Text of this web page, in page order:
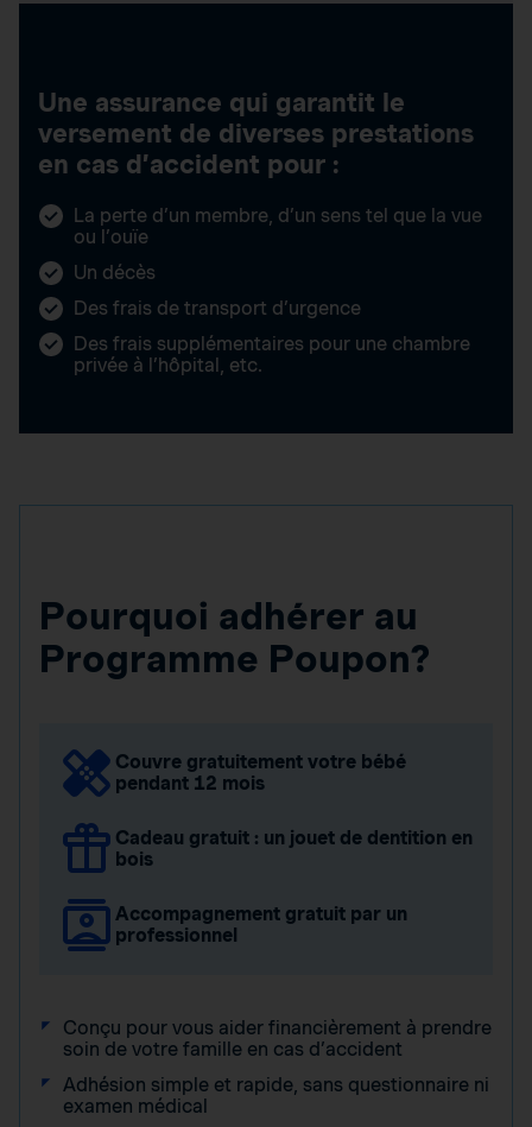
Une assurance qui garantit le
versement de diverses prestations
en cas d’accident pour :
La perte d’un membre, d’un sens tel que la vue
ou l’ouïe
Un décès
Des frais de transport d’urgence
Des frais supplémentaires pour une chambre
privée à l’hôpital, etc.
Pourquoi adhérer au
Programme Poupon?
Couvre gratuitement votre bébé
pendant 12 mois
Cadeau gratuit : un jouet de dentition en
bois
Accompagnement gratuit par un
professionnel
Conçu pour vous aider financièrement à prendre
soin de votre famille en cas d’accident
Adhésion simple et rapide, sans questionnaire ni
examen médical